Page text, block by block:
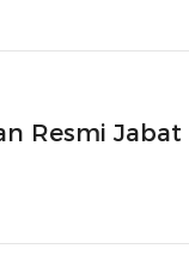
Resmi Jabat